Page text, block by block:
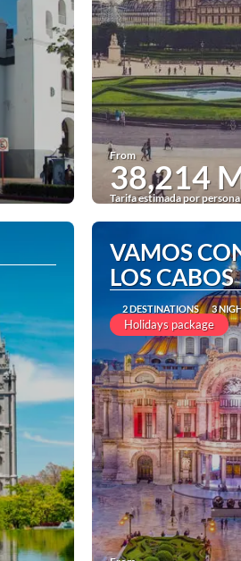
From
38,214
Tarifa estimada por persona
See
VAMOS
LOS CABOS
2 DESTINATIONS 3
Holidays package